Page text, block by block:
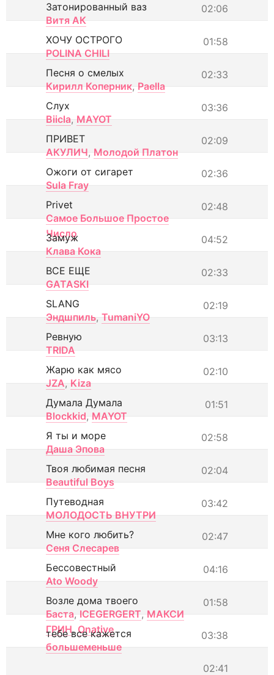
02:06
Затонированный ваз
Витя АК
01:58
ХОЧУ ОСТРОГО
POLINA CHILI
02:33
Песня о смелых
Кирилл Коперник, Paella
03:36
Слух
Biicla, MAYOT
02:09
ПРИВЕТ
АКУЛИЧ, Молодой Платон
02:36
Ожоги от сигарет
Sula Fray
02:48
Privet
Самое Большое Простое
Число
04:52
Замуж
Клава Кока
02:33
ВСЕ ЕЩЕ
GATASKI
02:19
SLANG
Эндшпиль, TumaniYO
03:13
Ревную
TRIDA
02:10
Жарю как мясо
JZA, Kiza
01:51
Думала Думала
Blockkid, MAYOT
02:58
Я ты и море
Даша Эпова
02:04
Твоя любимая песня
Beautiful Boys
03:42
Путеводная
МОЛОДОСТЬ ВНУТРИ
02:47
Мне кого любить?
Сеня Слесарев
04:16
Бессовестный
Ato Woody
01:58
Возле дома твоего
Баста, ICEGERGERT, МАКСИ
ГРИН, Onative 03:38
тебе все кажется
большеменьше
02:41